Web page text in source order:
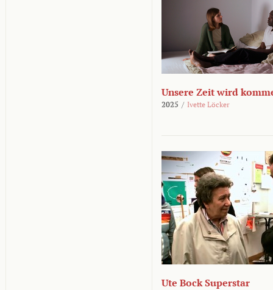
Unsere Zeit wird
2025 / Ivette Löcker
Ute Bock Superstar